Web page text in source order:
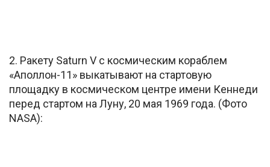
2. Ракету Saturn V с космическим кораблем
«Аполлон-11» выкатывают на стартовую
площадку в космическом центре имени Кеннеди
перед стартом на Луну, 20 мая 1969 года. (Фото
NASA):